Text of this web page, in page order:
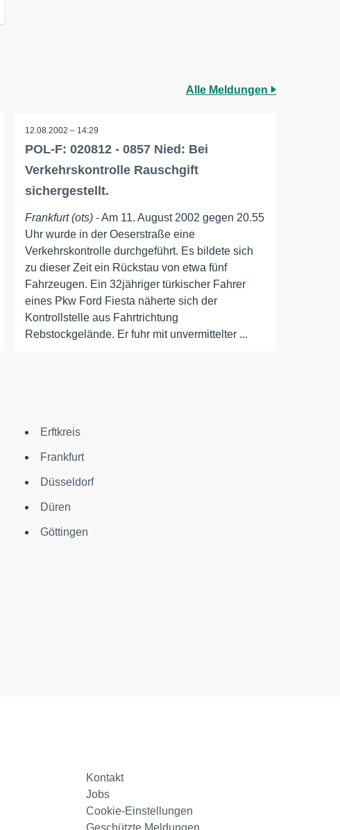
Alle Meldungen
12.08.2002 – 14:29
POL-F: 020812 - 0857 Nied: Bei
Verkehrskontrolle Rauschgift
sichergestellt.
Frankfurt (ots) - Am 11. August 2002 gegen 20.55
Uhr wurde in der Oeserstraße eine
Verkehrskontrolle durchgeführt. Es bildete sich
zu dieser Zeit ein Rückstau von etwa fünf
Fahrzeugen. Ein 32jähriger türkischer Fahrer
eines Pkw Ford Fiesta näherte sich der
Kontrollstelle aus Fahrtrichtung
Rebstockgelände. Er fuhr mit unvermittelter ...
Erftkreis
Frankfurt
Düsseldorf
Düren
Göttingen
Kontakt
Jobs
Cookie-Einstellungen
Geschützte Meldungen